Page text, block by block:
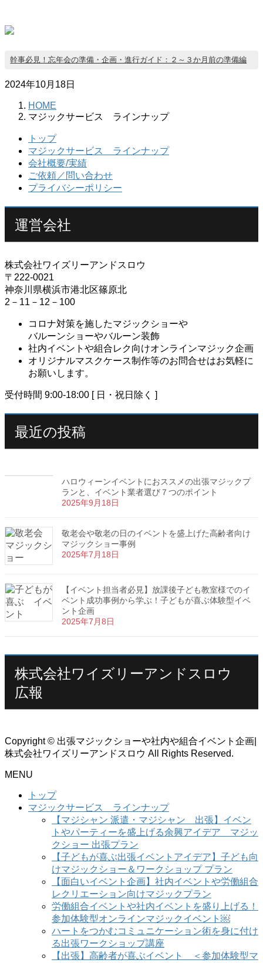
幹事必見！忘年会の準備・企画・進行ガイド：２～３か月前の準備編
2024年10月18日
HOME
マジックサービス ラインナップ
トップ
マジックサービス ラインナップ
会社概要/実績
ご依頼／問い合わせ
プライバシーポリシー
運営会社
株式会社ワイズリーアンドスロウ
〒222-0021
神奈川県横浜市港北区篠原北
2－11－12－100
コロナ対策を施したマジックショーや
バルーンショーやバルーン装飾
社内イベントや組合レク向けオンラインマジック企画
オリジナルマスクケース制作等のお問合せはお気軽に
お願いします。
受付時間 9:00-18:00 [ 日・祝日除く ]
最近の投稿
ハロウィーンイベントにおススメの出張マジックプ
ランと、イベント業者選び７つのポイント
2025年9月18日
敬老会や敬老の日のイベントを盛上げた高齢者向け
マジックショー事例
2025年7月18日
【イベント担当者必見】放課後子ども教室様でのイ
ベント成功事例から学ぶ！子どもが喜ぶ体験型イベ
ント企画
2025年7月8日
株式会社ワイズリーアンドスロウ
広報
Copyright © 出張マジックショーや社内や組合イベント企画|
株式会社ワイズリーアンドスロウ All Rights Reserved.
MENU
トップ
マジックサービス ラインナップ
【マジシャン 派遣・マジシャン 出張】イベン
トやパーティーを盛上げる余興アイデア マジッ
クショー 出張プラン
【子どもが喜ぶ出張イベントアイデア】子ども向
けマジックショー＆ワークショップ プラン
【面白いイベント企画】社内イベントや労働組合
レクリエーション向けマジックプラン
労働組合イベントや社内イベントを盛り上げる！
参加体験型オンラインマジックイベント￼
ハートをつかむコミュニケーション術を身に付け
る出張ワークショップ講座
【出張】高齢者が喜ぶイベント ＜参加体験型マ